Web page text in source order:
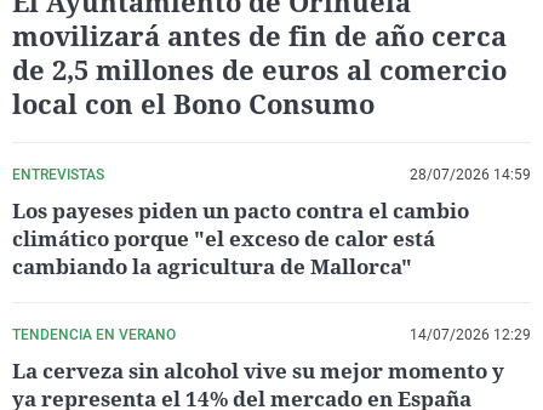
movilizará antes de fin de año cerca
de 2,5 millones de euros al comercio
local con el Bono Consumo
ENTREVISTAS 28/07/2026 14:59
Los payeses piden un pacto contra el cambio
climático porque "el exceso de calor está
cambiando la agricultura de Mallorca"
TENDENCIA EN VERANO 14/07/2026 12:29
La cerveza sin alcohol vive su mejor momento y
ya representa el 14% del mercado en España